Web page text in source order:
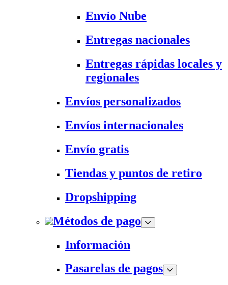
Envío Nube
Entregas nacionales
Entregas rápidas locales y
regionales
Envíos personalizados
Envíos internacionales
Envío gratis
Tiendas y puntos de retiro
Dropshipping
Métodos de pago
Información
Pasarelas de pagos